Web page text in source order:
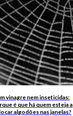
vinagre nem inseticidas:
é que há quem esteja a
algodões nas janelas?